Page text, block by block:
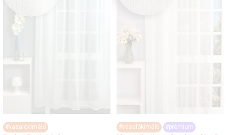
#vasalókímélő #vasalókímélő #prémium